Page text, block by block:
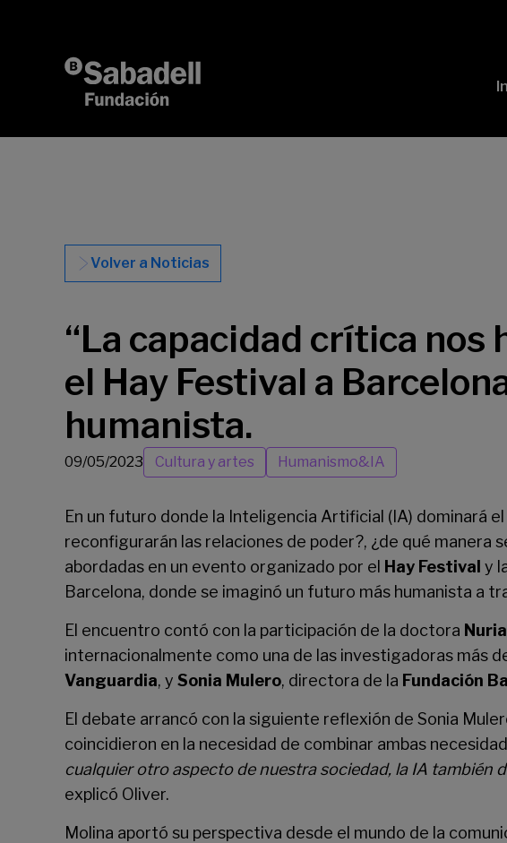
Volver a Noticias
“La capacidad crítica nos
el Hay Festival a
humanista.
09/05/2023 Cultura y artes Humanismo&IA
En un futuro donde la Inteligencia Artificial (IA) dominará
reconfigurarán las relaciones de poder?, ¿de qué
abordadas en un evento organizado por el Hay Festival y
Barcelona, donde se imaginó un futuro más humanista a
El encuentro contó con la participación de la doctora
internacionalmente como una de las investigadoras más
Vanguardia, y Sonia Mulero, directora de la Fundación
El debate arrancó con la siguiente reflexión de Sonia
coincidieron en la necesidad de combinar ambas
cualquier otro aspecto de nuestra sociedad, la IA también
explicó Oliver.
Molina aportó su perspectiva desde el mundo de la